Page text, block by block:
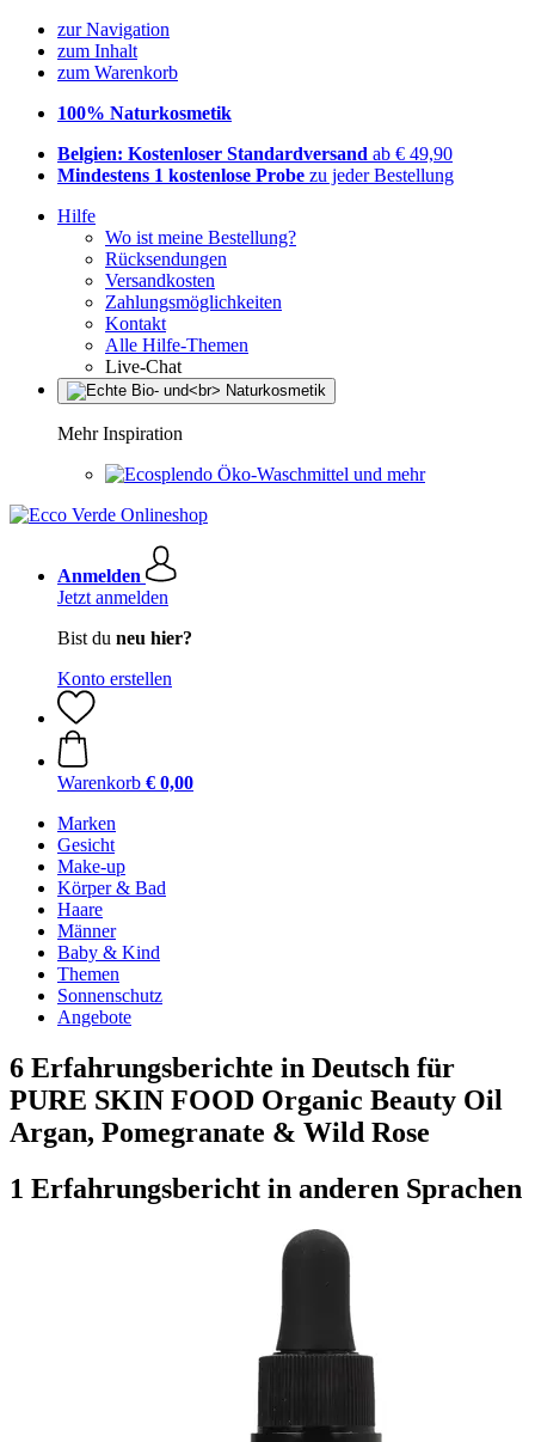
zur Navigation
zum Inhalt
zum Warenkorb
100% Naturkosmetik
Belgien: Kostenloser Standardversand ab € 49,90
Mindestens 1 kostenlose Probe zu jeder Bestellung
Hilfe
Wo ist meine Bestellung?
Rücksendungen
Versandkosten
Zahlungsmöglichkeiten
Kontakt
Alle Hilfe-Themen
Live-Chat
Mehr Inspiration
Öko-Waschmittel und mehr
Anmelden
Jetzt anmelden
Bist du neu hier?
Konto erstellen
Warenkorb € 0,00
Marken
Gesicht
Make-up
Körper & Bad
Haare
Männer
Baby & Kind
Themen
Sonnenschutz
Angebote
6 Erfahrungsberichte in Deutsch für
PURE SKIN FOOD Organic Beauty Oil
Argan, Pomegranate & Wild Rose
1 Erfahrungsbericht in anderen Sprachen